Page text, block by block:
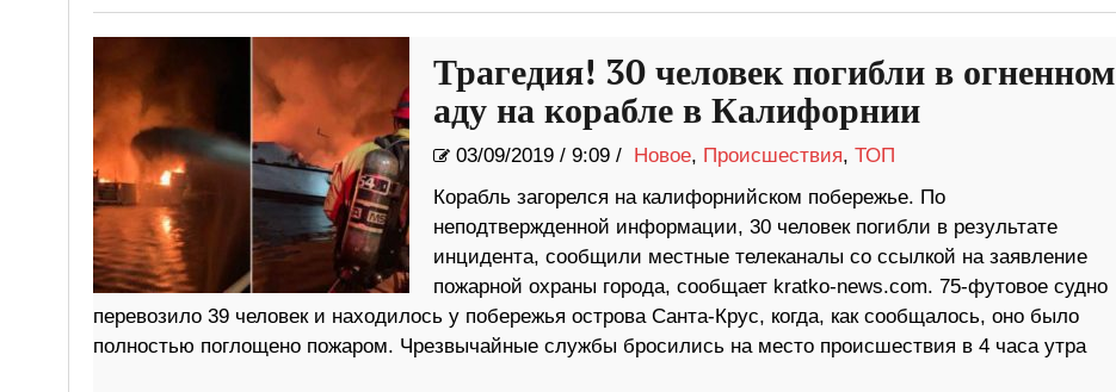
Трагедия! 30 человек погибли в огненном
аду на корабле в Калифорнии
03/09/2019/ 9:09 / Новое, Происшествия, ТОП
Корабль загорелся на калифорнийском побережье. По
неподтвержденной информации, 30 человек погибли в результате
инцидента, сообщили местные телеканалы со ссылкой на заявление
пожарной охраны города, сообщает kratko-news.com. 75-футовое судно
перевозило 39 человек и находилось у побережья острова Санта-Крус, когда, как сообщалось, оно было
полностью поглощено пожаром. Чрезвычайные службы бросились на место происшествия в 4 часа утра